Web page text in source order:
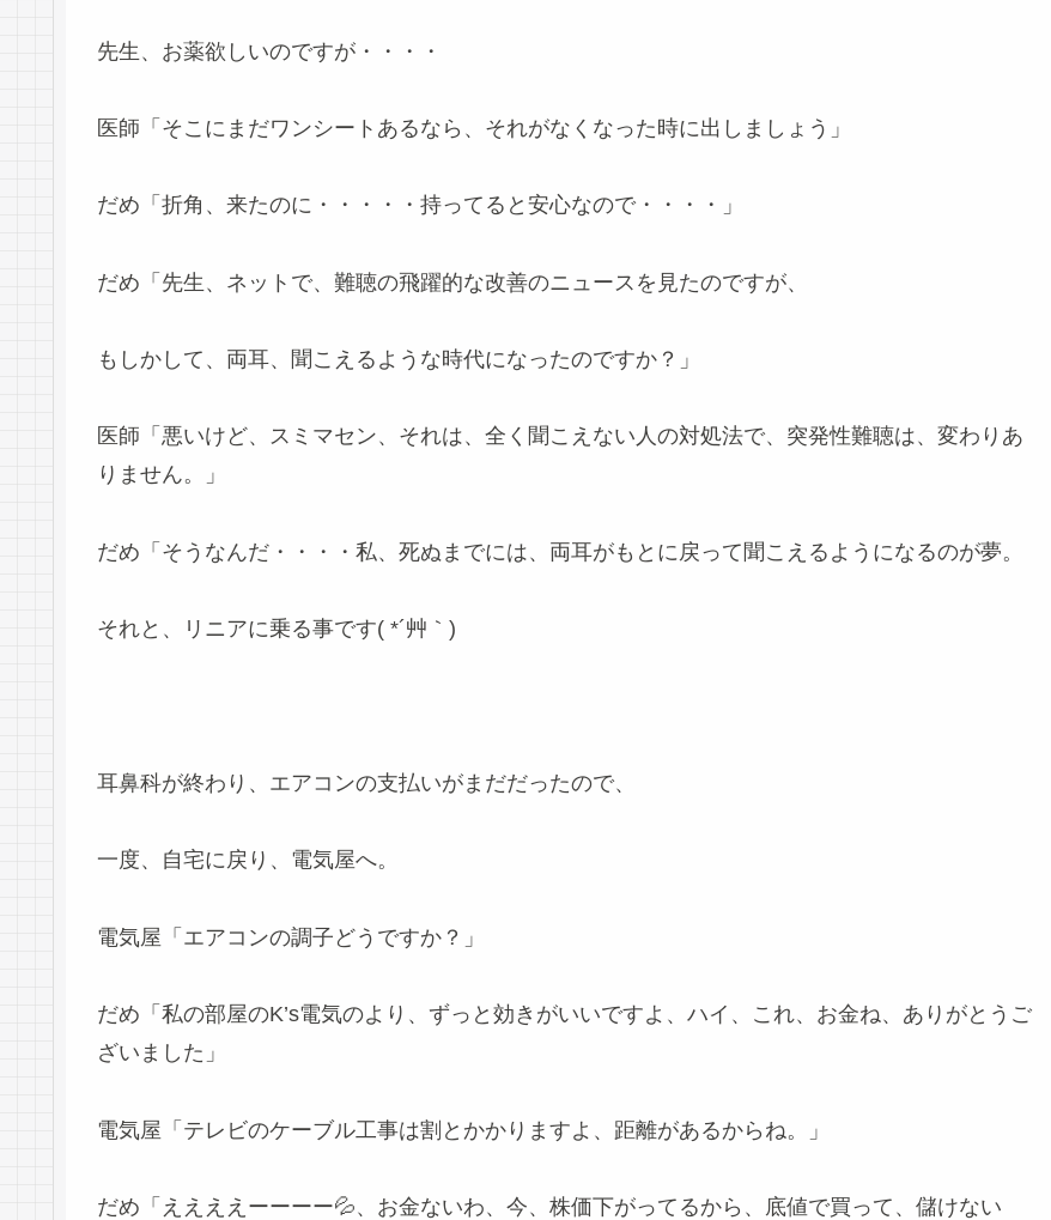
先生、お薬欲しいのですが・・・・
医師「そこにまだワンシートあるなら、それがなくなった時に出しましょう」
だめ「折角、来たのに・・・・・持ってると安心なので・・・・」
だめ「先生、ネットで、難聴の飛躍的な改善のニュースを見たのですが、
もしかして、両耳、聞こえるような時代になったのですか？」
医師「悪いけど、スミマセン、それは、全く聞こえない人の対処法で、突発性難聴は、変わりあ
りません。」
だめ「そうなんだ・・・・私、死ぬまでには、両耳がもとに戻って聞こえるようになるのが夢。
それと、リニアに乗る事です( *´艸｀)
耳鼻科が終わり、エアコンの支払いがまだだったので、
一度、自宅に戻り、電気屋へ。
電気屋「エアコンの調子どうですか？」
だめ「私の部屋のK’s電気のより、ずっと効きがいいですよ、ハイ、これ、お金ね、ありがとうご
ざいました」
電気屋「テレビのケーブル工事は割とかかりますよ、距離があるからね。」
だめ「ええええーーーー💦、お金ないわ、今、株価下がってるから、底値で買って、儲けない